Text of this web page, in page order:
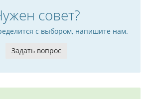
совет?
с выбором, напишите нам.
Задать вопрос